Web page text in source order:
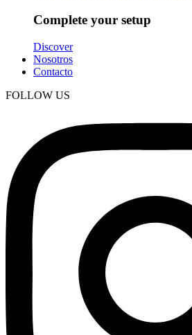
Complete your setup
Discover
Nosotros
Contacto
FOLLOW US